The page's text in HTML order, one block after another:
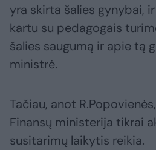
yra skirta šalies gynybai,
kartu su pedagogais
šalies saugumą ir apie tą
ministrė.
Tačiau, anot
Finansų ministerija tikrai
susitarimų laikytis reikia.